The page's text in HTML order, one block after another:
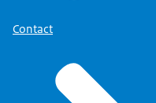
werden.
Toen kwam er een
Contact